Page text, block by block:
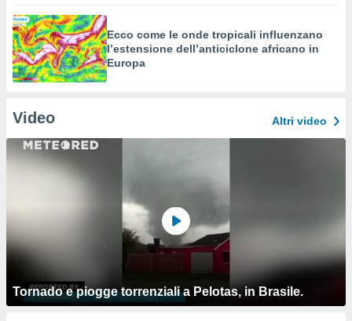
Ecco come le onde tropicali influenzano
l’estensione dell’anticiclone africano in
Europa
Video Altri video
Tornado e piogge torrenziali a Pelotas, in Brasile.